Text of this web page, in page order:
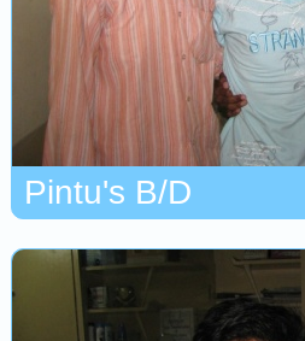
Pintu's B/D